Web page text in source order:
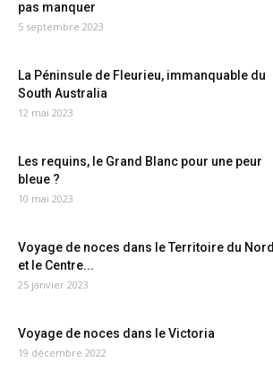
pas manquer
5 septembre 2023
La Péninsule de Fleurieu, immanquable du
South Australia
12 mai 2023
Les requins, le Grand Blanc pour une peur
bleue ?
10 mai 2023
Voyage de noces dans le Territoire du Nord
et le Centre...
25 janvier 2023
Voyage de noces dans le Victoria
19 décembre 2022